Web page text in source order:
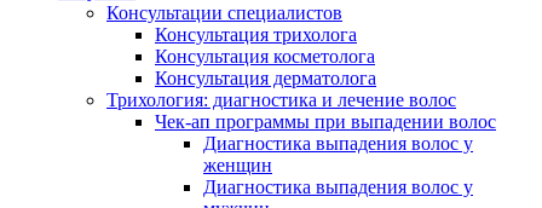
Консультации специалистов
Консультация трихолога
Консультация косметолога
Консультация дерматолога
Трихология: диагностика и лечение волос
Чек-ап программы при выпадении волос
Диагностика выпадения волос у
женщин
Диагностика выпадения волос у